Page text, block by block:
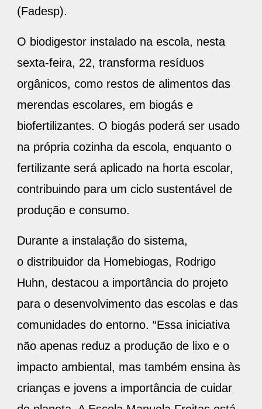
sexta-feira, 22, transforma resíduos
orgânicos, como restos de alimentos das
merendas escolares, em biogás e
biofertilizantes. O biogás poderá ser usado
na própria cozinha da escola, enquanto o
fertilizante será aplicado na horta escolar,
contribuindo para um ciclo sustentável de
produção e consumo.
o distribuidor da Homebiogas, Rodrigo
Huhn, destacou a importância do projeto
para o desenvolvimento das escolas e das
comunidades do entorno. “Essa iniciativa
não apenas reduz a produção de lixo e o
impacto ambiental, mas também ensina às
crianças e jovens a importância de cuidar
do planeta. A Escola Manuela Freitas está